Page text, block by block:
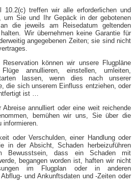
treffen wir alle erforderlichen und
um Sie und Ihr Gepäck in der gebotenen
die jeweils am Reisedatum geltenden
Wir übernehmen keine Garantie für
angegebenen Zeiten; sie sind nicht
können wir unsere Flugpläne
annullieren, einstellen, umleiten,
lassen, wenn dies nach unserer
die sich unserem Einfluss entziehen, oder
ist …
annulliert oder eine weit reichende
bemühen wir uns, Sie über die
informieren.
oder Verschulden, einer Handlung oder
in der Absicht, Schaden herbeizuführen
Bewusstsein, dass ein Schaden mit
begangen worden ist, haften wir nicht
im Flugplan oder in anderen
und Ankunftsdaten und -Zeiten oder